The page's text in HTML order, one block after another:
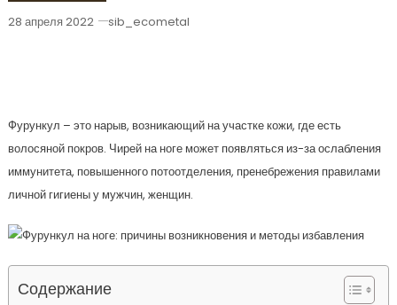
28 апреля 2022 sib_ecometal
Фурункул – это нарыв, возникающий на участке кожи, где есть
волосяной покров. Чирей на ноге может появляться из-за ослабления
иммунитета, повышенного потоотделения, пренебрежения правилами
личной гигиены у мужчин, женщин.
Содержание